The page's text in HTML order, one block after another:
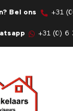
Bel ons +31
+31 (0) 6